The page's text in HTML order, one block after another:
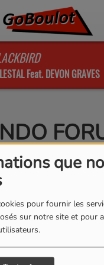
que
pour fournir les
sur notre site et pour
Feat. DEVON GRAVES
2020